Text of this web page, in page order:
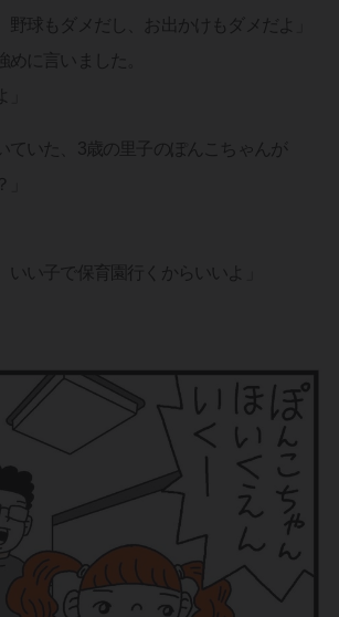
野球もダメだし、お出かけもダメだよ」
めに言いました。
ていた、3歳の里子のぽんこちゃんが
いい子で保育園行くからいいよ」